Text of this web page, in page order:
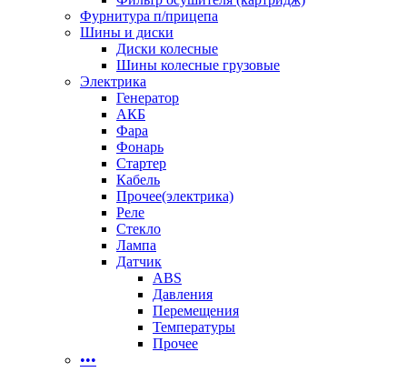
Фурнитура п/прицепа
Шины и диски
Диски колесные
Шины колесные грузовые
Электрика
Генератор
АКБ
Фара
Фонарь
Стартер
Кабель
Прочее(электрика)
Реле
Стекло
Лампа
Датчик
ABS
Давления
Перемещения
Температуры
Прочее
•••